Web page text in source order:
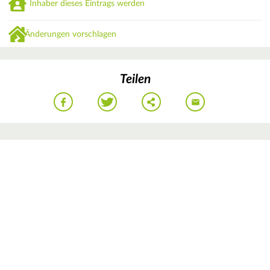
Inhaber dieses Eintrags werden
Änderungen vorschlagen
Teilen